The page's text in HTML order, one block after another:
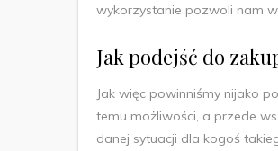
wykorzystanie pozwoli nam
Jak podejść do
Jak więc powinniśmy nijako
temu możliwości, a przede
danej sytuacji dla kogoś